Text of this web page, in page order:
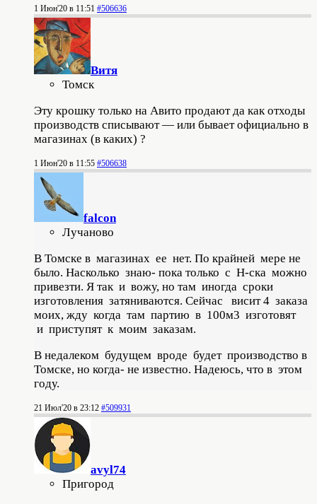
1 Июн'20 в 11:51 #506636
Витя
Томск
Эту крошку только на Авито продают да как отходы
производств списывают — или бывает официально в
магазинах (в каких) ?
1 Июн'20 в 11:55 #506638
falcon
Лучаново
В Томске в магазинах ее нет. По крайней мере не
было. Насколько знаю- пока только с Н-ска можно
привезти. Я так и вожу, но там иногда сроки
изготовления затяниваются. Сейчас висит 4 заказа
моих, жду когда там партию в 100м3 изготовят
и приступят к моим заказам.
В недалеком будущем вроде будет производство в
Томске, но когда- не известно. Надеюсь, что в этом
году.
21 Июл'20 в 23:12 #509931
avyl74
Пригород